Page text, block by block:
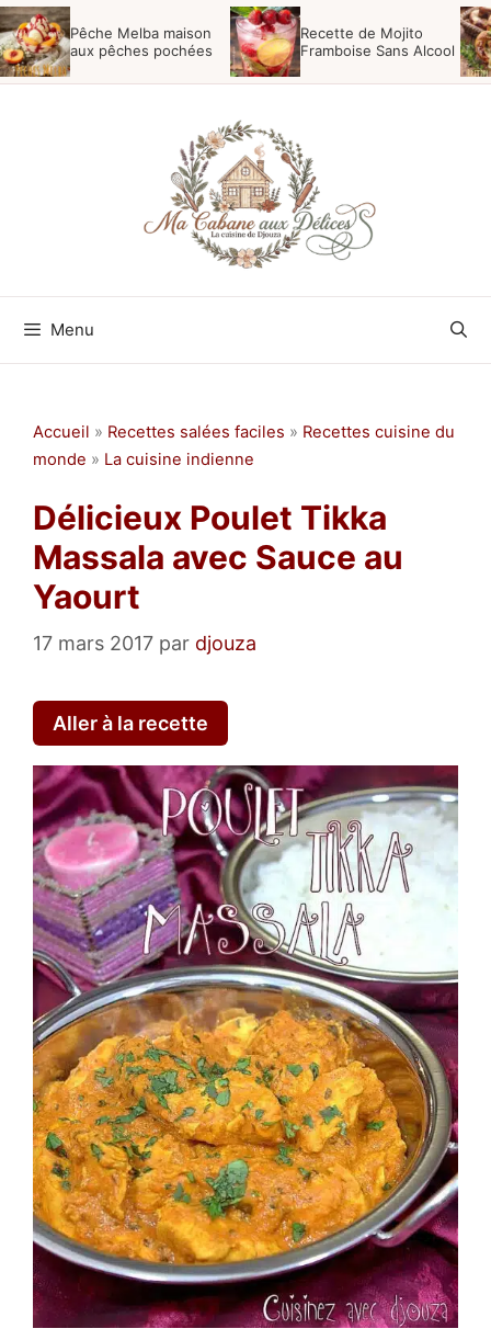
Aller
au
contenu
Pêche Melba maison
aux pêches pochées
Recette de Mojito
Framboise Sans Alcool
Menu
Accueil » Recettes salées faciles » Recettes cuisine du
monde » La cuisine indienne
Délicieux Poulet Tikka
Massala avec Sauce au
Yaourt
17 mars 2017 par djouza
Aller à la recette